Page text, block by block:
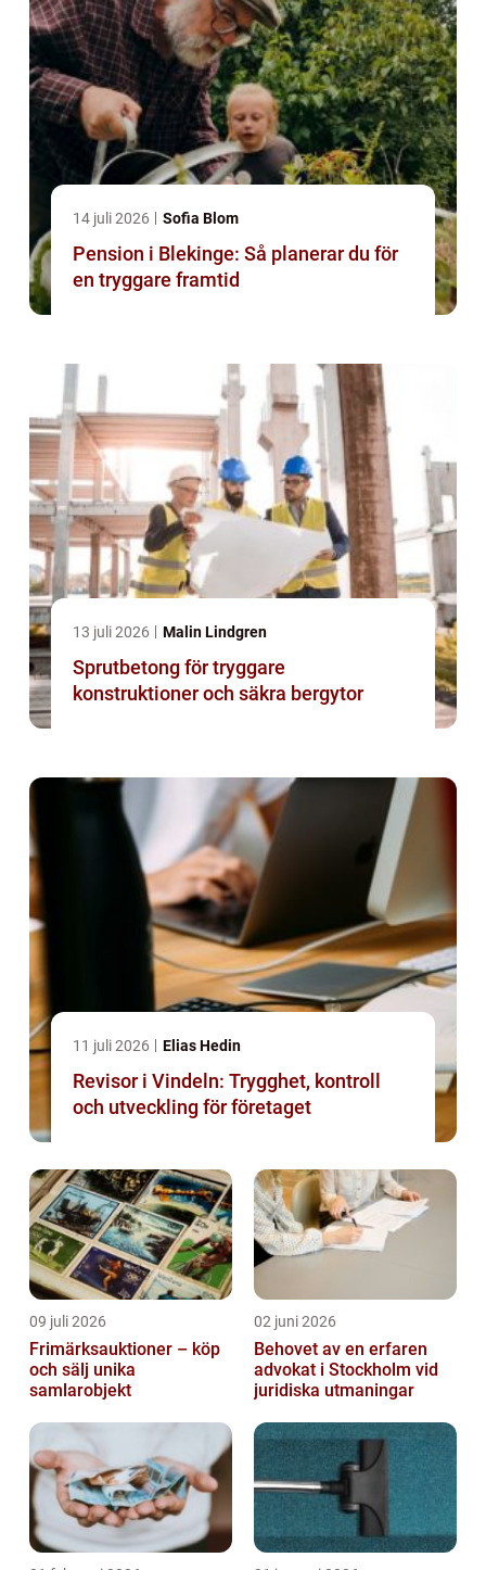
14 juli 2026 Sofia Blom
Pension i Blekinge: Så planerar du för
en tryggare framtid
13 juli 2026 Malin Lindgren
Sprutbetong för tryggare
konstruktioner och säkra bergytor
11 juli 2026 Elias Hedin
Revisor i Vindeln: Trygghet, kontroll
och utveckling för företaget
09 juli 2026
Frimärksauktioner – köp
och sälj unika
samlarobjekt
02 juni 2026
Behovet av en erfaren
advokat i Stockholm vid
juridiska utmaningar